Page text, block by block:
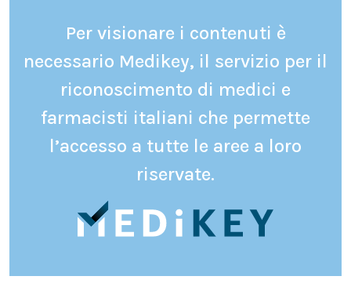
Per visionare i contenuti è
necessario Medikey, il servizio per il
riconoscimento di medici e
farmacisti italiani che permette
l’accesso a tutte le aree a loro
riservate.